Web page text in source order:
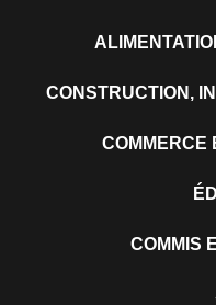
CONSTRUCTION,
COMMERCE
COMMIS